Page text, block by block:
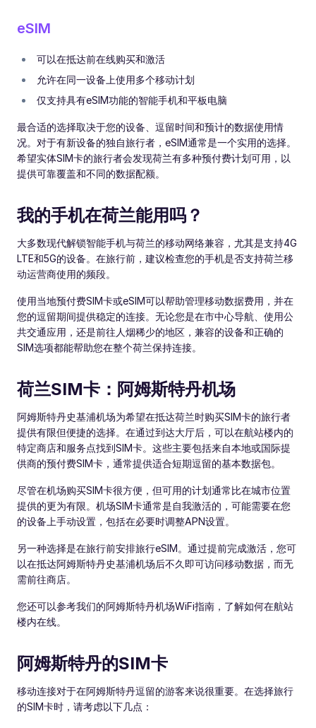
eSIM
可以在抵达前在线购买和激活
允许在同一设备上使用多个移动计划
仅支持具有eSIM功能的智能手机和平板电脑
最合适的选择取决于您的设备、逗留时间和预计的数据使用情
况。对于有新设备的独自旅行者，eSIM通常是一个实用的选择。
希望实体SIM卡的旅行者会发现荷兰有多种预付费计划可用，以
提供可靠覆盖和不同的数据配额。
我的手机在荷兰能用吗？
大多数现代解锁智能手机与荷兰的移动网络兼容，尤其是支持4G
LTE和5G的设备。在旅行前，建议检查您的手机是否支持荷兰移
动运营商使用的频段。
使用当地预付费SIM卡或eSIM可以帮助管理移动数据费用，并在
您的逗留期间提供稳定的连接。无论您是在市中心导航、使用公
共交通应用，还是前往人烟稀少的地区，兼容的设备和正确的
SIM选项都能帮助您在整个荷兰保持连接。
荷兰SIM卡：阿姆斯特丹机场
阿姆斯特丹史基浦机场为希望在抵达荷兰时购买SIM卡的旅行者
提供有限但便捷的选择。在通过到达大厅后，可以在航站楼内的
特定商店和服务点找到SIM卡。这些主要包括来自本地或国际提
供商的预付费SIM卡，通常提供适合短期逗留的基本数据包。
尽管在机场购买SIM卡很方便，但可用的计划通常比在城市位置
提供的更为有限。机场SIM卡通常是自我激活的，可能需要在您
的设备上手动设置，包括在必要时调整APN设置。
另一种选择是在旅行前安排旅行eSIM。通过提前完成激活，您可
以在抵达阿姆斯特丹史基浦机场后不久即可访问移动数据，而无
需前往商店。
您还可以参考我们的阿姆斯特丹机场WiFi指南，了解如何在航站
楼内在线。
阿姆斯特丹的SIM卡
移动连接对于在阿姆斯特丹逗留的游客来说很重要。在选择旅行
的SIM卡时，请考虑以下几点：